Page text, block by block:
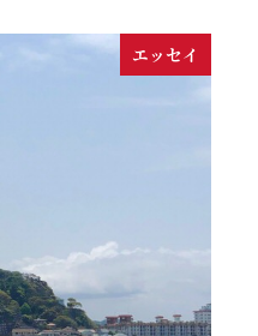
エッセイ